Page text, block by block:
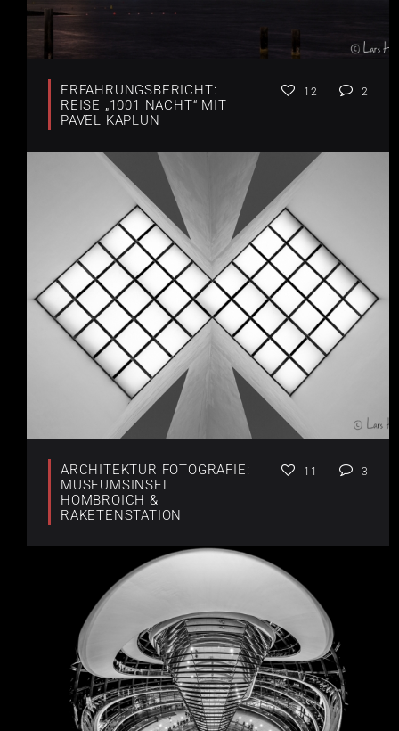
ERFAHRUNGSBERICHT:
REISE „1001 NACHT“ MIT
PAVEL KAPLUN
12 2
ARCHITEKTUR FOTOGRAFIE:
MUSEUMSINSEL
HOMBROICH &
RAKETENSTATION
11 3